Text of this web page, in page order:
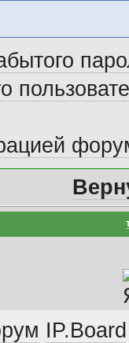
IP.Board